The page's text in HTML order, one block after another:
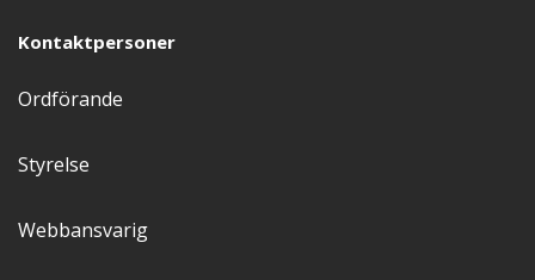
Kontaktpersoner
Ordförande
Styrelse
Webbansvarig